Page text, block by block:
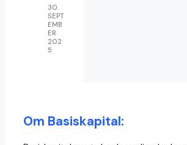
30.
SEPT
EMB
ER
202
5
Om Basiskapital: